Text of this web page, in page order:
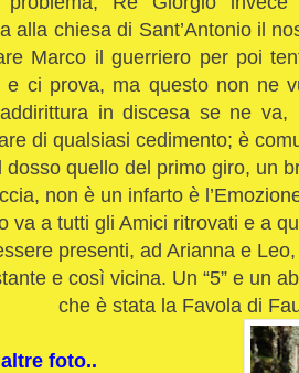
alla chiesa di Sant’Antonio il
Marco il guerriero per poi
e ci prova, ma questo non ne
in discesa se ne
di qualsiasi cedimento; è
dosso quello del primo giro, un
non è un infarto è
va a tutti gli Amici ritrovati e a
presenti, ad Arianna e
e così vicina. Un “5” e un
che è stata la Favola di
foto..